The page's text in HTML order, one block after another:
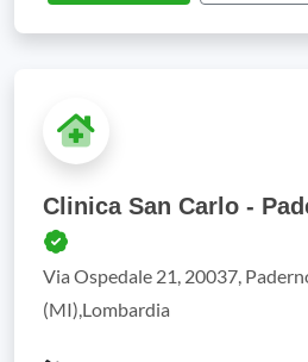
Clinica San Carlo -
Via Ospedale 21, 20037,
(MI),Lombardia